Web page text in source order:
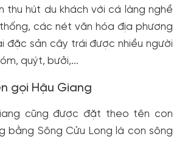
thu hút du khách với cá làng nghề
các nét văn hóa địa phương
đặc sản cây trái được nhiều người
quýt, bưởi,...
gọi Hậu Giang
cũng được đặt theo tên con
bằng Sông Cửu Long là con sông